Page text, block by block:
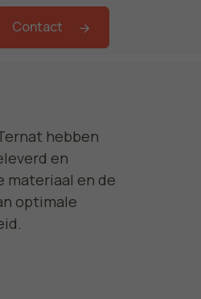
Contact
hebben
en
materiaal en de
optimale